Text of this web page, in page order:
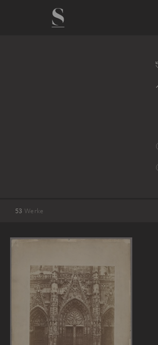
53 Werke